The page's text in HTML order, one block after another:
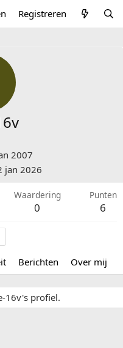
Registreren
2007
jan 2026
Waardering
0
Punten
6
Berichten Over mij
16v's profiel.